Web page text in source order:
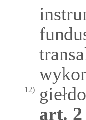
12)
art. 2